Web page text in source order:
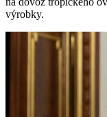
výrobky.